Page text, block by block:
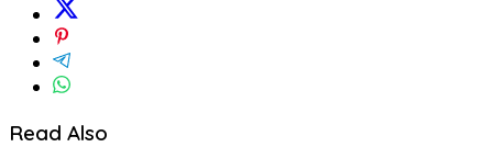
Read Also